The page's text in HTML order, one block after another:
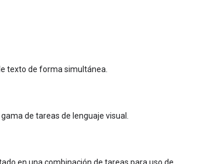
texto de forma simultánea.
de tareas de lenguaje visual.